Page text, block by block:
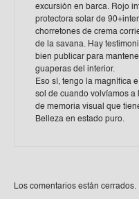
excursión en barca. Rojo
protectora solar de
chorretones de crema
de la savana. Hay
bien publicar para
guaperas del interior.
Eso sí, tengo la magnífica
sol de cuando volvíamos
de memoria visual que
Belleza en estado puro.
Los comentarios están cerrados.